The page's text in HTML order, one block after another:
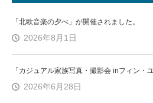
「北欧音楽の夕べ」が開催されました。
2026年8月1日
「カジュアル家族写真・撮影会 inフィン・
2026年6月28日